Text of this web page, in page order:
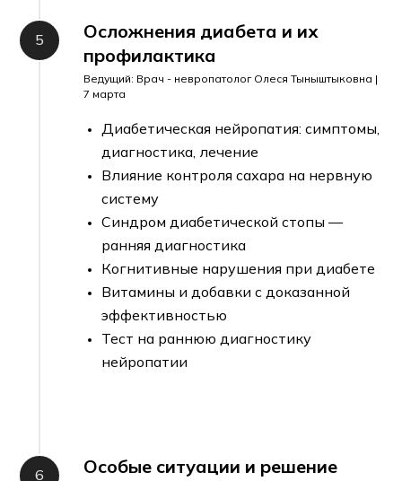
Осложнения диабета и их
профилактика
Ведущий: Врач - невропатолог Олеся Тыныштыковна |
7 марта
Диабетическая нейропатия: симптомы,
диагностика, лечение
Влияние контроля сахара на нервную
систему
Синдром диабетической стопы —
ранняя диагностика
Когнитивные нарушения при диабете
Витамины и добавки с доказанной
эффективностью
Тест на раннюю диагностику
нейропатии
Особые ситуации и решение